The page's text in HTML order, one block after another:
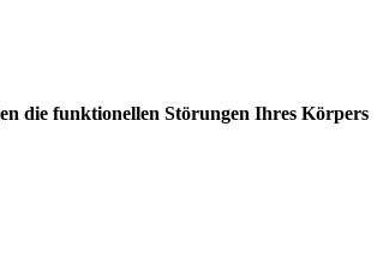
die funktionellen Störungen Ihres Körpers